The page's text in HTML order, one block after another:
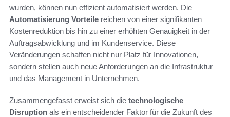
wurden, können nun effizient automatisiert werden. Die
Automatisierung Vorteile reichen von einer signifikanten
Kostenreduktion bis hin zu einer erhöhten Genauigkeit in der
Auftragsabwicklung und im Kundenservice. Diese
Veränderungen schaffen nicht nur Platz für Innovationen,
sondern stellen auch neue Anforderungen an die Infrastruktur
und das Management in Unternehmen.
Zusammengefasst erweist sich die technologische
Disruption als ein entscheidender Faktor für die Zukunft des